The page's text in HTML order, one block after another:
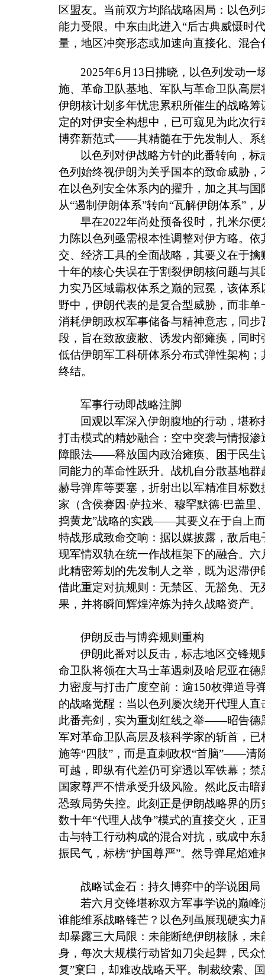
区盟友。当前双方均陷战略困局：以色
能力受限。中东由此进入 “后古典威慑时代
量，地区冲突形态或加速向直接化、混合
2025年6 月 13 日拂晓，以色列发动一
施、革命卫队基地、军队与革命卫队高
伊朗核计划多年忧患累积所催生的战略
定的对伊安全构想中，已可窥见为此次
博弈新范式——其精髓在于先发制人、系
以色列对伊战略方针的此番转向，
色列始终视伊朗为关乎国本的致命威胁
在以色列安全体系内的擢升，加之其与
从“遏制伊朗体系”转向“瓦解伊朗体系”
早在2022年尚处预备役时，扎米尔
力陈以色列亟需根本性调整对伊方略。
交、经济工具的全面战略，其要义在于
十年的核心失误在于割裂伊朗核问题与
力实乃区域霸权体系之巅的冠冕，该体
野中，伊朗代表的是复合型威胁，而非
消耗伊朗政权军事储备与精神意志，同
段，旨在致敌疲敝、诱发内部瘫痪，同
低估伊朗军工科研体系分布式弹性架构
终结。
军事行动即战略注脚
回观以军深入伊朗腹地的行动，堪
打击模式的精妙融合：空中突袭与情报
障眼法——释放国内政治瘫痪、困于民生
同能力的革命性跃升。战机自分散基地
赫导弹库等要塞，折射出以军精准目标
家（含侯赛因·萨拉米、穆罕默德·巴盖里
捣黄龙”战略的实践——其要义在于自上
特战形成致命交响：据以媒披露，敌后
现军情双轨在统一作战框架下的融合。
此精密筹划的先发制人之举，既为迟滞
借此重定对抗规则：无禁区、无豁免、
果，并将瞬间辉煌淬炼为持久战略资产。
伊朗反击与博弈规则重构
伊朗此番对以反击，标志地区交锋
命卫队将领在大马士革遇刺及哈尼亚在
力密度与打击广度空前：逾150枚弹道导
的战略觉醒：当以色列屡次绕开代理人
此番亮剑，实为重划红线之举——昭告德
军对革命卫队高层及核科学家的斩首，
施等“四肢”，而是直刺政权“首脑”——清
可越，即纵有代差仍可穿透以军铁幕；
国家尊严不惜承受升级风险。然此反击
恐致局势失控。此刻正是伊朗战略界的
数十年“代理人战争”模式的直接交火，
击与特工行动构成的混合对抗，或成中
振民气，标榜“护国尊严”。然导弹尾焰
战略试金石：持久博弈中的学说困局
若六月交锋堪称双方军事学说的巅
谁能维系战略锋芒？以色列虽展现硬实
却暴露三大局限：未能断绝伊朗核脉，
身，每次大规模行动皆如刀尖起舞，民
复”窠臼，却难改战略天平。制裁绞索、